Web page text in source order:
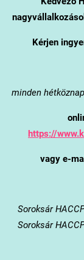
Kérjen
minden
https://
vagy e-
Soroksár
Soroksár